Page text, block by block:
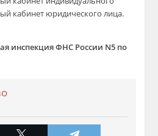
кабинет юридического лица.
инспекция ФНС России N5 по